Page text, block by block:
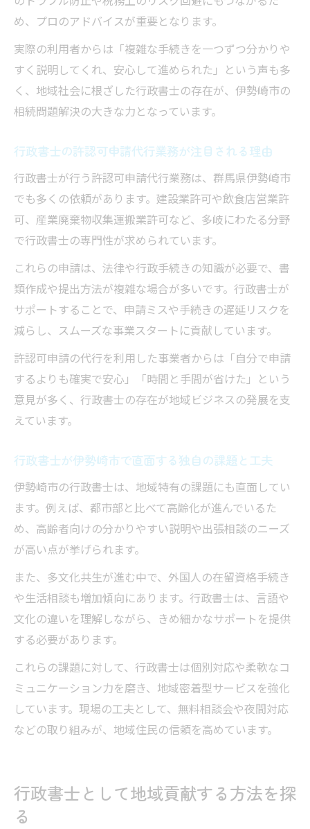
め、プロのアドバイスが重要となります。
実際の利用者からは「複雑な手続きを一つずつ分かりや
すく説明してくれ、安心して進められた」という声も多
く、地域社会に根ざした行政書士の存在が、伊勢崎市の
相続問題解決の大きな力となっています。
行政書士の許認可申請代行業務が注目される理由
行政書士が行う許認可申請代行業務は、群馬県伊勢崎市
でも多くの依頼があります。建設業許可や飲食店営業許
可、産業廃棄物収集運搬業許可など、多岐にわたる分野
で行政書士の専門性が求められています。
これらの申請は、法律や行政手続きの知識が必要で、書
類作成や提出方法が複雑な場合が多いです。行政書士が
サポートすることで、申請ミスや手続きの遅延リスクを
減らし、スムーズな事業スタートに貢献しています。
許認可申請の代行を利用した事業者からは「自分で申請
するよりも確実で安心」「時間と手間が省けた」という
意見が多く、行政書士の存在が地域ビジネスの発展を支
えています。
行政書士が伊勢崎市で直面する独自の課題と工夫
伊勢崎市の行政書士は、地域特有の課題にも直面してい
ます。例えば、都市部と比べて高齢化が進んでいるた
め、高齢者向けの分かりやすい説明や出張相談のニーズ
が高い点が挙げられます。
また、多文化共生が進む中で、外国人の在留資格手続き
や生活相談も増加傾向にあります。行政書士は、言語や
文化の違いを理解しながら、きめ細かなサポートを提供
する必要があります。
これらの課題に対して、行政書士は個別対応や柔軟なコ
ミュニケーション力を磨き、地域密着型サービスを強化
しています。現場の工夫として、無料相談会や夜間対応
などの取り組みが、地域住民の信頼を高めています。
行政書士として地域貢献する方法を探
る